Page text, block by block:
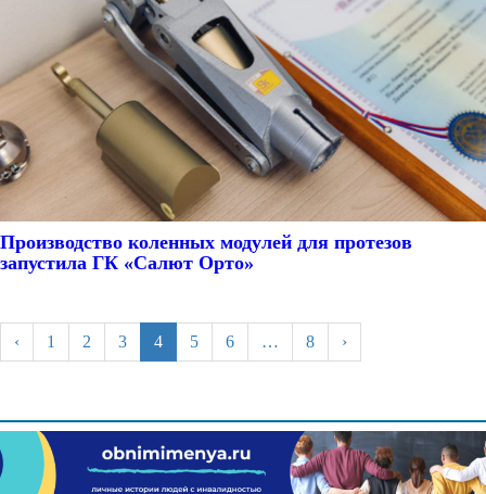
Производство коленных модулей для протезов
запустила ГК «Салют Орто»
‹ 1 2 3 4 5 6 … 8 ›